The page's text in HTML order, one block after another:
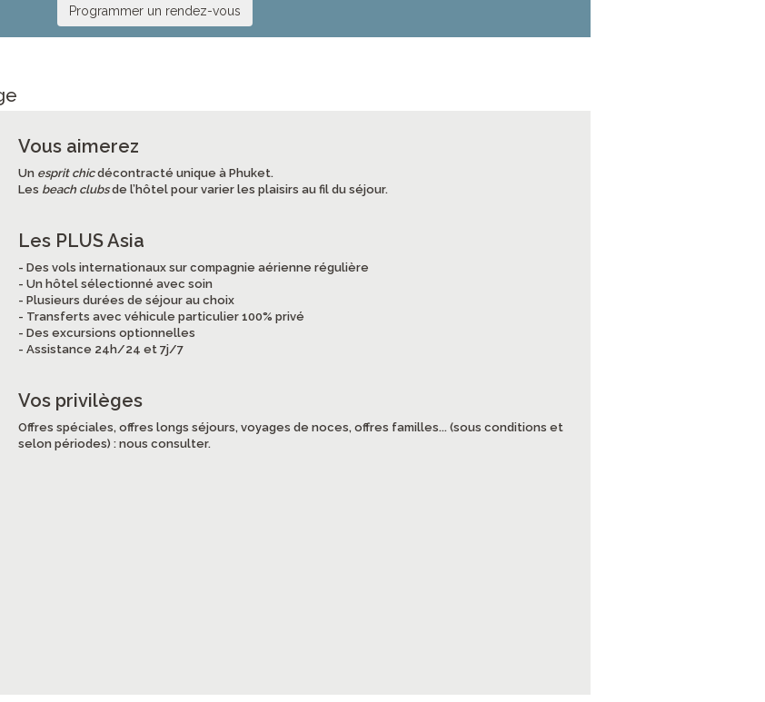
Programmer un rendez-vous
Vous aimerez
Un esprit chicdécontracté unique à Phuket.
Les beach clubsde l’hôtel pour varier les plaisirs au fil du séjour.
Les PLUS Asia
- Des vols internationaux sur compagnie aérienne régulière
- Un hôtel sélectionné avec soin
- Plusieurs durées de séjour au choix
- Transferts avec véhicule particulier 100% privé
- Des excursions optionnelles
- Assistance 24h/24 et 7j/7
Vos privilèges
Offres spéciales, offres longs séjours, voyages de noces, offres familles... (sous conditions et
selon périodes) : nous consulter.